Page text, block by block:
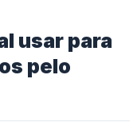
usar para
pelo